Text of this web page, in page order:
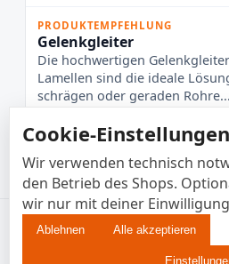
PRODUKTEMPFEHLUNG
Gelenkgleiter
Die hochwertigen
Lamellen sind die ideale
schrägen oder geraden Rohre...
6 Varianten ansehen
© 2026 Enkotrade B2B • EUR
Impressum
Cookie-Einstellungen
Wir verwenden technisch
den Betrieb des Shops.
wir nur mit deiner
Ablehnen Alle akzeptieren